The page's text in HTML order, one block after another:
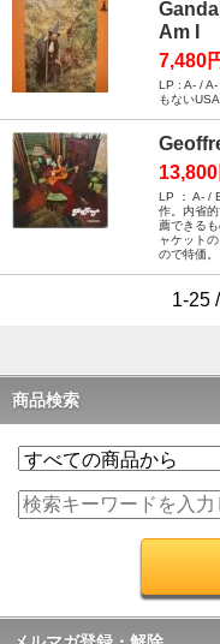
Am I
7,480
LP : A- /
もない
LP ： A- /
作。内省
薦できる
ャケット
ので特価。
1-25
商品検索